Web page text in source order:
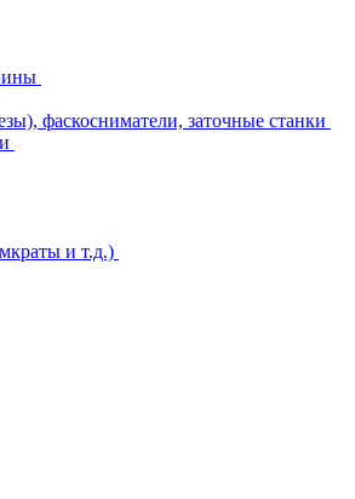
фаскосниматели, заточные станки
и т.д.)